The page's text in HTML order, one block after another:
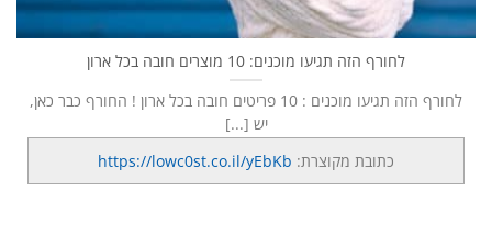
לחורף הזה תגיעו מוכנים: 10 מוצרים חובה בכל ארון
לחורף הזה תגיעו מוכנים : 10 פריטים חובה בכל ארון ! החורף כבר כאן,
יש [...]
כתובת מקוצרת: https://lowc0st.co.il/yEbKb